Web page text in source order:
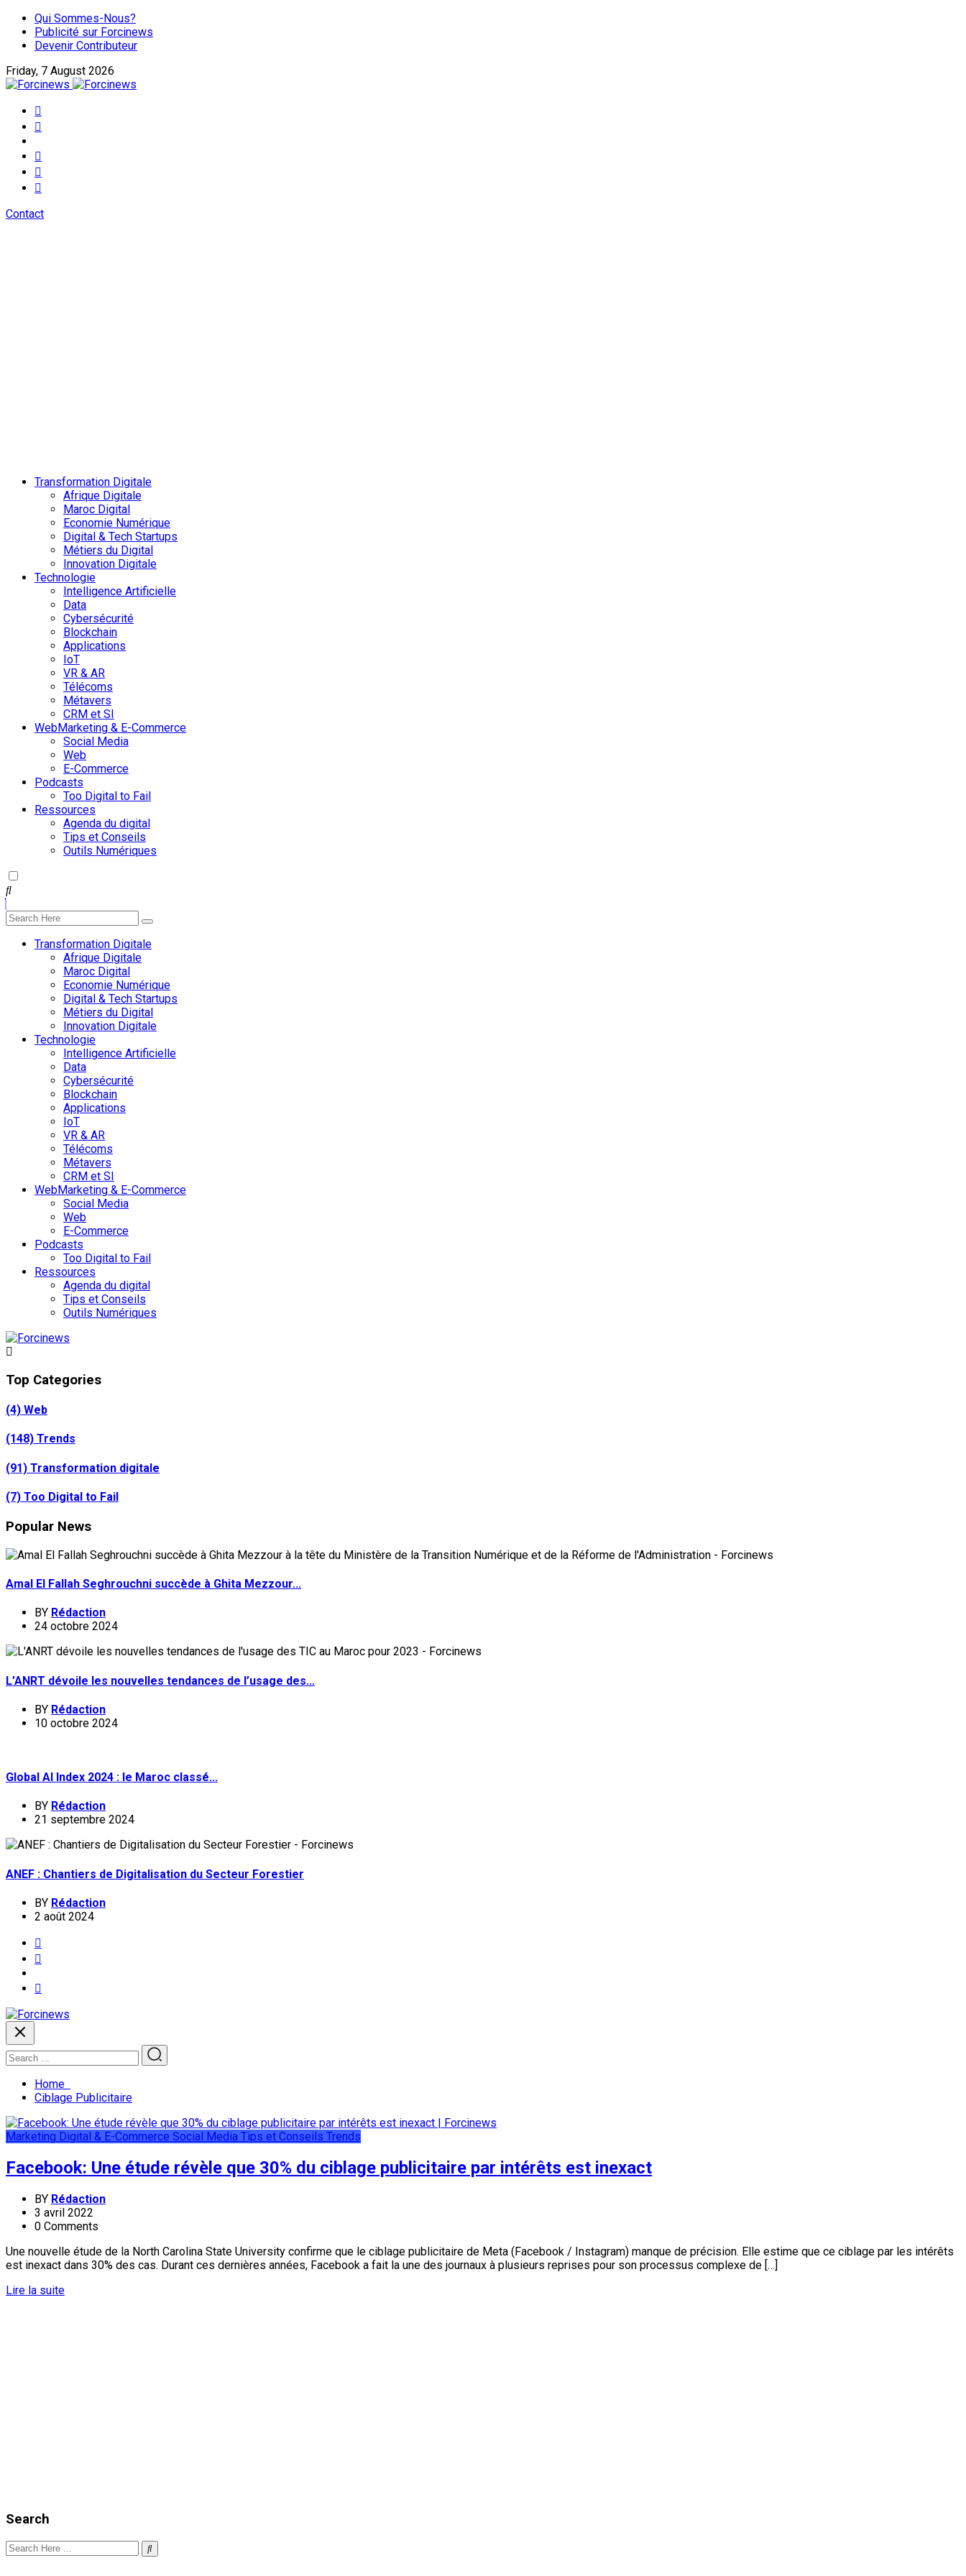
Qui Sommes-Nous?
Publicité sur Forcinews
Devenir Contributeur
Friday, 7 August 2026
Contact
Transformation Digitale
Afrique Digitale
Maroc Digital
Economie Numérique
Digital & Tech Startups
Métiers du Digital
Innovation Digitale
Technologie
Intelligence Artificielle
Data
Cybersécurité
Blockchain
Applications
IoT
VR & AR
Télécoms
Métavers
CRM et SI
WebMarketing & E-Commerce
Social Media
Web
E-Commerce
Podcasts
Too Digital to Fail
Ressources
Agenda du digital
Tips et Conseils
Outils Numériques
Transformation Digitale
Afrique Digitale
Maroc Digital
Economie Numérique
Digital & Tech Startups
Métiers du Digital
Innovation Digitale
Technologie
Intelligence Artificielle
Data
Cybersécurité
Blockchain
Applications
IoT
VR & AR
Télécoms
Métavers
CRM et SI
WebMarketing & E-Commerce
Social Media
Web
E-Commerce
Podcasts
Too Digital to Fail
Ressources
Agenda du digital
Tips et Conseils
Outils Numériques
Top Categories
(4) Web
(148) Trends
(91) Transformation digitale
(7) Too Digital to Fail
Popular News
Amal El Fallah Seghrouchni succède à Ghita Mezzour...
BY Rédaction
24 octobre 2024
L’ANRT dévoile les nouvelles tendances de l’usage des...
BY Rédaction
10 octobre 2024
Global AI Index 2024 : le Maroc classé...
BY Rédaction
21 septembre 2024
ANEF : Chantiers de Digitalisation du Secteur Forestier
BY Rédaction
2 août 2024
Home
Ciblage Publicitaire
Marketing Digital & E-Commerce Social Media Tips et Conseils Trends
Facebook: Une étude révèle que 30% du ciblage publicitaire par intérêts est inexact
BY Rédaction
3 avril 2022
0 Comments
Une nouvelle étude de la North Carolina State University confirme que le ciblage publicitaire de Meta (Facebook / Instagram) manque de précision. Elle estime que ce ciblage par les intérêts
est inexact dans 30% des cas. Durant ces dernières années, Facebook a fait la une des journaux à plusieurs reprises pour son processus complexe de […]
Lire la suite
Search